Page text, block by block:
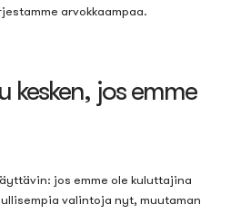
arvokkaampaa.
kesken, jos emme
jos emme ole kuluttajina
valintoja nyt, muutaman